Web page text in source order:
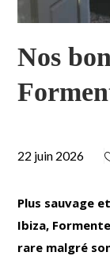
Nos
22 juin 2026
Plus sauvage
Ibiza,
rare malgré